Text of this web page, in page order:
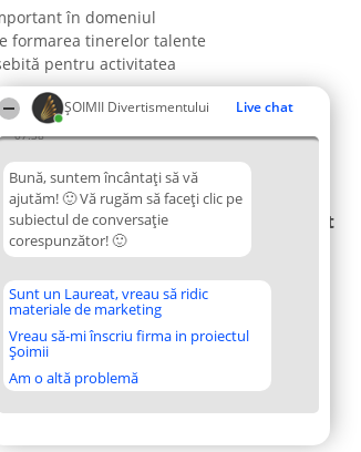
ŞOIMII Divertismentului Live chat
07:38
Bună, suntem încântați să vă
ajutăm! 🙂 Vă rugăm să faceți clic pe
subiectul de conversație
corespunzător! 🙂
Sunt un Laureat, vreau să ridic
materiale de marketing
Vreau să-mi înscriu firma in proiectul
Șoimii
Am o altă problemă
în domeniul
formarea tinerelor talente
pentru activitatea
Ranking
BR SRL
061952
București
CUI 36737675
990 492
Plebiscyt
Tuturor
Laureaților
Reguli
confidențialitate
Contact